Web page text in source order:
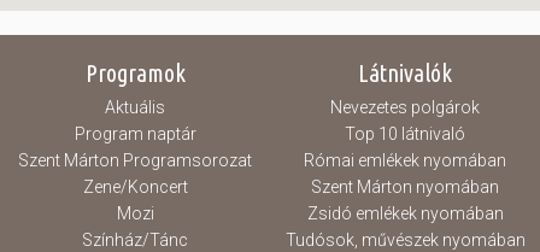
Programok
Aktuális
Program naptár
Szent Márton Programsorozat
Zene/Koncert
Mozi
Színház/Tánc
Látnivalók
Nevezetes polgárok
Top 10 látnivaló
Római emlékek nyomában
Szent Márton nyomában
Zsidó emlékek nyomában
Tudósok, művészek nyomában